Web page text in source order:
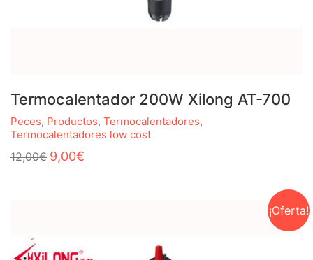
Termocalentador 200W Xilong AT-700
Peces, Productos, Termocalentadores,
Termocalentadores low cost
12,00€ El
precio
9,00€
precio
¡Oferta!